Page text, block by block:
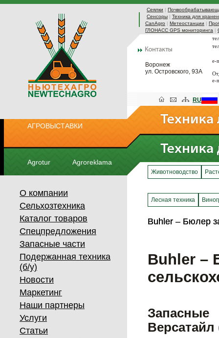
Сеялки |
Сенсоры | Техника для
CanAgro | Метеостанции |
ГЛОНАСС GPS мониторинга |
Воронеж
ул. Островского, 93А
e-
e-
АГРОВЫСТАВКИ
Agrotur Agroreklama
RU
О компании
Сельхозтехника
Каталог товаров
Спецпредложения
Запасные части
Подержанная техника
(б/у)
Новости
Маркетинг
Наши партнеры
Услуги
Статьи
Животноводство
Лесная техника
Buhler – Бюлер
Buhler – Бюлер
Buhler –
Версатайл